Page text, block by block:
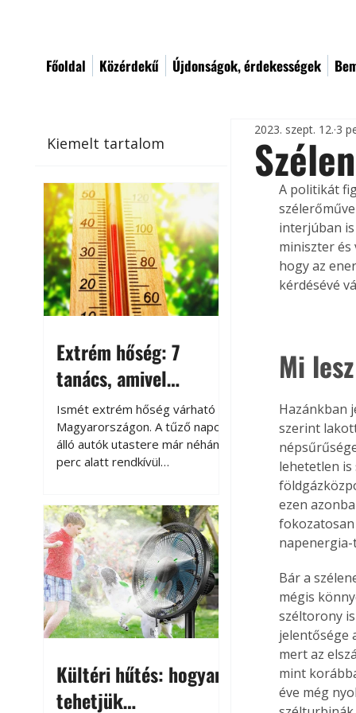
Főoldal Közérdekű Újdonságok, érdekességek
Kiemelt tartalom
Extrém hőség: 7
tanács, amivel
megóvhatjuk
autónkat a nyári
károktól
Ismét extrém hőség várható
Magyarországon. A tűző napon
álló autók utastere már néhány
perc alatt rendkívül
megközelítheti. Ez nemcsak a
beszállást teszi kellemetlenné,
hanem az autó állapotára és a
benne hagyott tárgyakra is
káros hatással lehet. Néhány
egyszerű óvintézkedéssel
azonban jelentősen
csökkenthetjük a hőség káros
Kültéri hűtés: hogyan
tehetjük
2023. szept. 12. 3
A politikát
interjúban
miniszter és
hogy az
kérdésévé
Mi
Hazánkban
szerint
lehetetlen is
ezen
Bár a
mégis
széltorony
jelentősége
mert az
mint
éve még